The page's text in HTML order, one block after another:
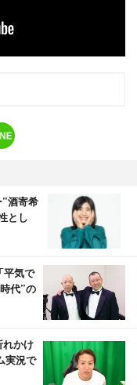
酒寄希
とし
平気で
代”の
れかけ
実況で